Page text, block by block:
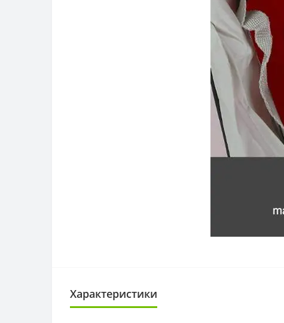
Характеристики